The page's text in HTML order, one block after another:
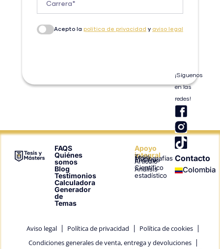
Carrera*
Acepto la política de privacidad y aviso legal
FAQS
Quiénes
somos
Blog
Testimonios
Calculadora
Generador
de
Temas
Apoyo
integral
Tesis
Monografías
Ensayos
Artículo
Científico
Análisis
estadístico
¡Síguenos
en las
redes!
T
i
k
t
o
k
Contacto
Colombia
Aviso legal Política de privacidad
Política de cookies
Condiciones generales de venta, entrega y devoluciones